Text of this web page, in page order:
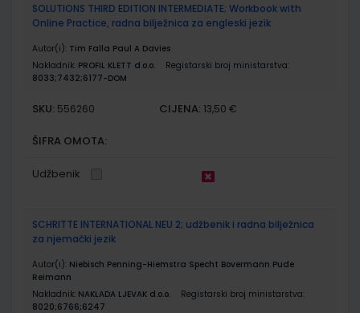
SOLUTIONS THIRD EDITION INTERMEDIATE; Workbook with
Online Practice, radna bilježnica za engleski jezik
Autor(i): Tim Falla Paul A Davies
Nakladnik: PROFIL KLETT d.o.o.
Registarski broj ministarstva:
8033;7432;6177-DOM
SKU: 556260 CIJENA: 13,50 €
ŠIFRA OMOTA:
Udžbenik
SCHRITTE INTERNATIONAL NEU 2; udžbenik i radna bilježnica
za njemački jezik
Autor(i): Niebisch Penning-Hiemstra Specht Bovermann Pude
Reimann
Nakladnik: NAKLADA LJEVAK d.o.o.
Registarski broj ministarstva:
8020;6766;6247